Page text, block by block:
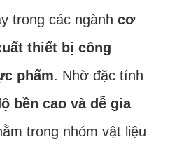
trong các ngành cơ
thiết bị công
phẩm. Nhờ đặc tính
bền cao và dễ gia
trong nhóm vật liệu